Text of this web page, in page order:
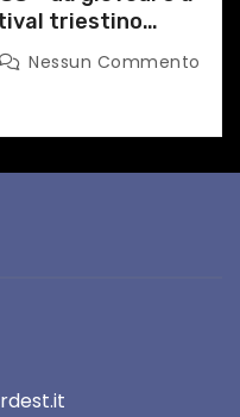
triestino
Nessun Commento